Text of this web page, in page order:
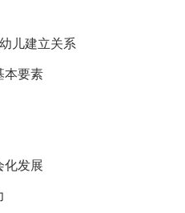
儿建立关系
本要素
化发展